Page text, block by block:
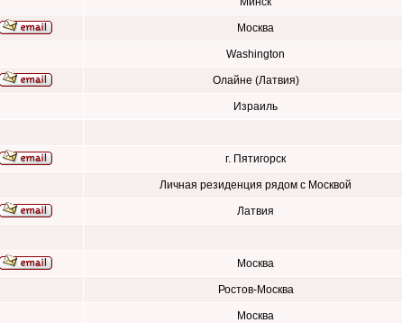
Москва
Washington
Олайне (Латвия)
Израиль
г. Пятигорск
Личная резиденция рядом с Москвой
Латвия
Москва
Ростов-Москва
Москва